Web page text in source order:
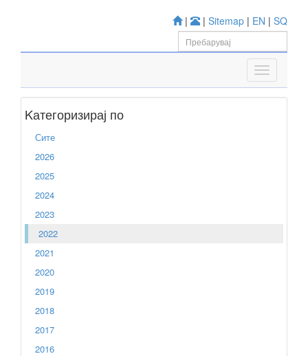
| | Sitemap | EN | SQ
Kатегоризирај по
Сите
2026
2025
2024
2023
2022
2021
2020
2019
2018
2017
2016